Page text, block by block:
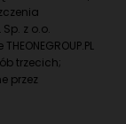
Sp. z o.o.
trzecich;
przez